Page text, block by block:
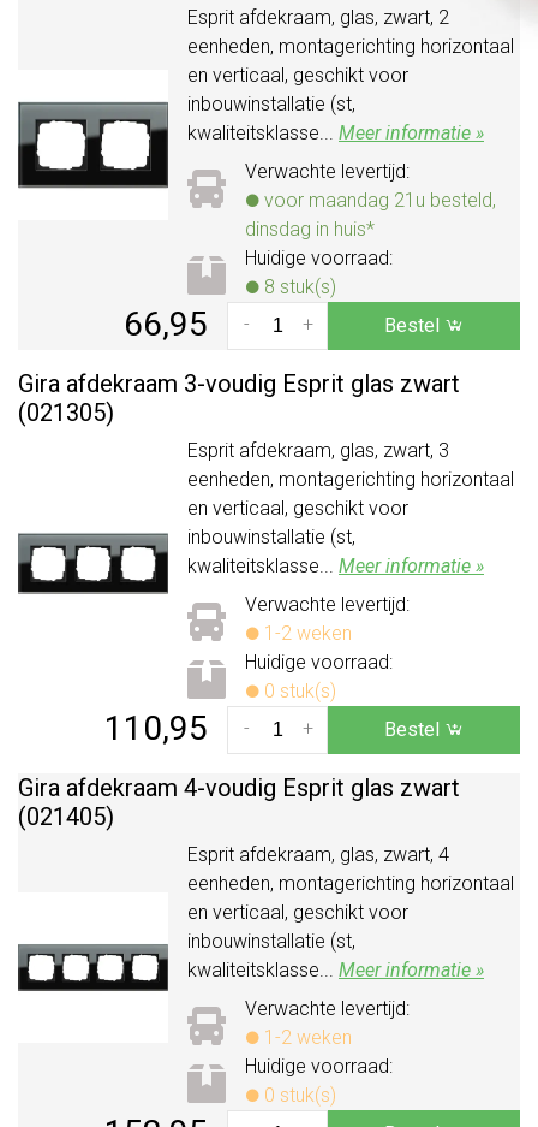
Esprit afdekraam, glas, zwart, 2
eenheden, montagerichting horizontaal
en verticaal, geschikt voor
inbouwinstallatie (st,
kwaliteitsklasse... Meer informatie »
Verwachte levertijd:
voor maandag 21u besteld,
dinsdag in huis*
Huidige voorraad:
8 stuk(s)
66,95 +
- Bestel
Gira afdekraam 3-voudig Esprit glas zwart
(021305)
Esprit afdekraam, glas, zwart, 3
eenheden, montagerichting horizontaal
en verticaal, geschikt voor
inbouwinstallatie (st,
kwaliteitsklasse... Meer informatie »
Verwachte levertijd:
1-2 weken
Huidige voorraad:
0 stuk(s)
110,95 +
- Bestel
Gira afdekraam 4-voudig Esprit glas zwart
(021405)
Esprit afdekraam, glas, zwart, 4
eenheden, montagerichting horizontaal
en verticaal, geschikt voor
inbouwinstallatie (st,
kwaliteitsklasse... Meer informatie »
Verwachte levertijd:
1-2 weken
Huidige voorraad:
0 stuk(s)